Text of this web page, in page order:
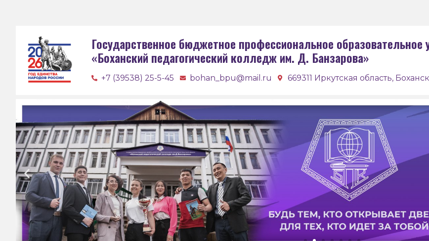
Государственное бюджетное профессиональное
«Боханский педагогический колледж им. Д. Банзарова»
+7 (39538) 25-5-45 bohan_bpu@mail.ru 669311 Иркутская область,